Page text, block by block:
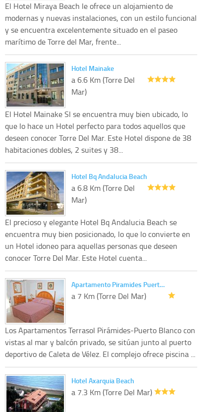
El Hotel Miraya Beach le ofrece un alojamiento de
modernas y nuevas instalaciones, con un estilo funcional
y se encuentra excelentemente situado en el paseo
marítimo de Torre del Mar, frente...
Hotel Mainake
a 6.6 Km (Torre Del
Mar)
El Hotel Mainake Sl se encuentra muy bien ubicado, lo
que lo hace un Hotel perfecto para todos aquellos que
deseen conocer Torre Del Mar. Este Hotel dispone de 38
habitaciones dobles, 2 suites y 38...
Hotel Bq Andalucia Beach
a 6.8 Km (Torre Del
Mar)
El precioso y elegante Hotel Bq Andalucia Beach se
encuentra muy bien posicionado, lo que lo convierte en
un Hotel idoneo para aquellas personas que deseen
conocer Torre Del Mar. Este Hotel cuenta...
Apartamento Piramides Puert…
a 7 Km (Torre Del Mar)
Los Apartamentos Terrasol Pirámides-Puerto Blanco con
vistas al mar y balcón privado, se sitúan junto al puerto
deportivo de Caleta de Vélez. El complejo ofrece piscina ...
Hotel Axarquia Beach
a 7.3 Km (Torre Del Mar)